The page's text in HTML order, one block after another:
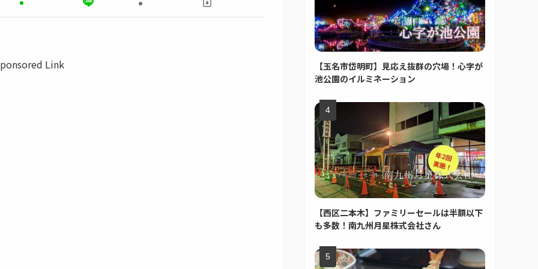
Link
【玉名市岱明町】見応え抜群の穴場！心字が
池公園のイルミネーション
【西区二本木】ファミリーセールは半額以下
も多数！南九州月星株式会社さん